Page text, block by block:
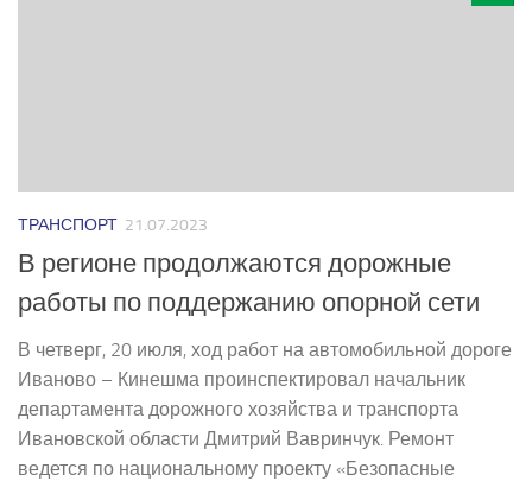
ТРАНСПОРТ 21.07.2023
В регионе продолжаются дорожные
работы по поддержанию опорной сети
В четверг, 20 июля, ход работ на автомобильной дороге
Иваново – Кинешма проинспектировал начальник
департамента дорожного хозяйства и транспорта
Ивановской области Дмитрий Вавринчук. Ремонт
ведется по национальному проекту «Безопасные